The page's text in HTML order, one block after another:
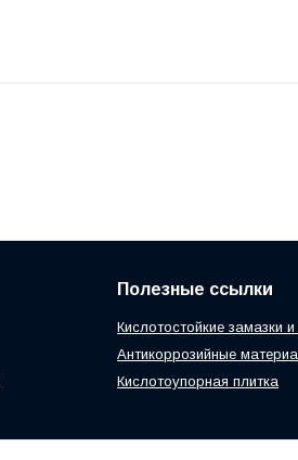
Полезные ссылки
Кислотостойкие замазки
Антикоррозийные
Кислотоупорная плитка